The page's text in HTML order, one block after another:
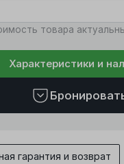
товара
Характеристики и
гарантия и возврат